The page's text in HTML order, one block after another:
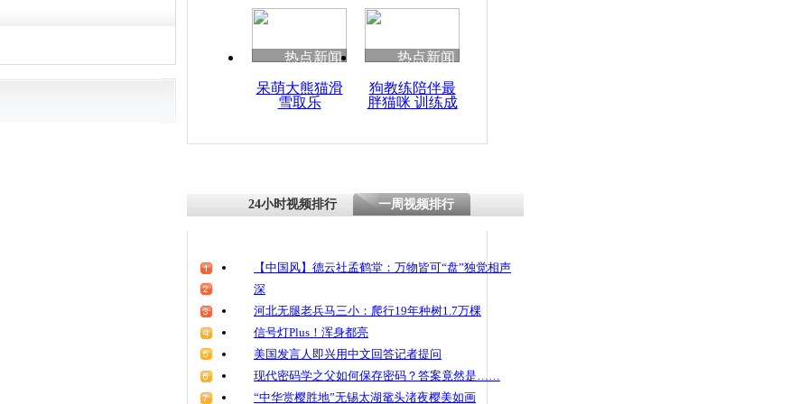
清明祭英烈 哀思悼忠
“天兔”夜袭华南 十米大
热点新闻
呆萌大熊猫滑
雪取乐
热点新闻
狗教练陪伴最
胖猫咪 训练成
24小时视频排行 一周视频排行
【中国风】德云社孟鹤堂：万物皆可“盘”独觉相声
深
河北无腿老兵马三小：爬行19年种树1.7万棵
信号灯Plus！浑身都亮
美国发言人即兴用中文回答记者提问
现代密码学之父如何保存密码？答案竟然是……
“中华赏樱胜地”无锡太湖鼋头渚夜樱美如画